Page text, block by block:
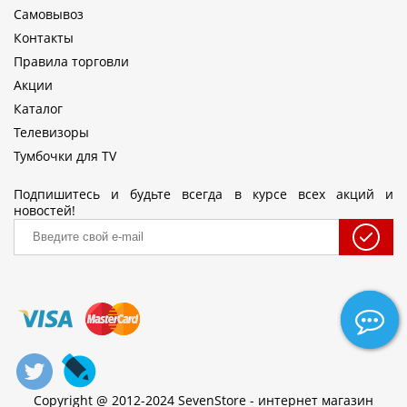
Самовывоз
Контакты
Правила торговли
Акции
Каталог
Телевизоры
Тумбочки для TV
Подпишитесь и будьте всегда в курсе всех акций и
новостей!
Copyright @ 2012-2024 SevenStore - интернет магазин